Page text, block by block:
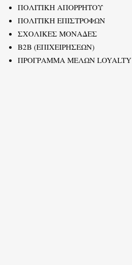
ΠΟΛΙΤΙΚΗ ΑΠΟΡΡΗΤΟΥ
ΠΟΛΙΤΙΚΗ ΕΠΙΣΤΡΟΦΩΝ
ΣΧΟΛΙΚΕΣ ΜΟΝΑΔΕΣ
B2B (ΕΠΙΧΕΙΡΗΣΕΩΝ)
ΠΡΟΓΡΑΜΜΑ ΜΕΛΩΝ LOYALTY